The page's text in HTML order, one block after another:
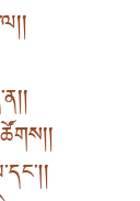
།
།
།
།